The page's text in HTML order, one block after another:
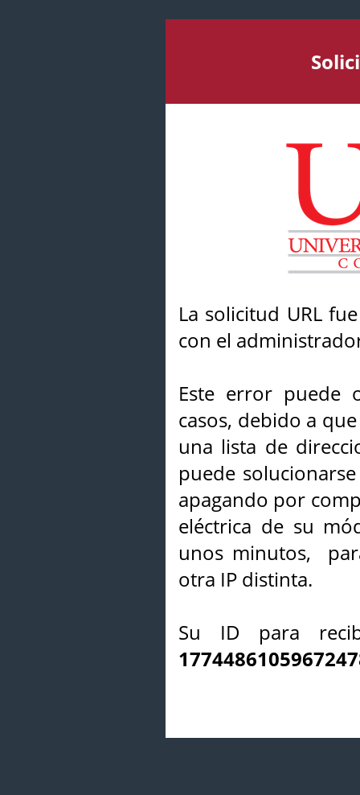
La solicitud URL
con el
Este error puede
casos, debido a
una lista de
puede
apagando por
eléctrica de su
unos minutos,
otra IP distinta.
Su ID para